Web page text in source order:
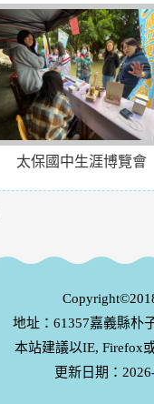
太保國中生涯博覽會
地址：61357嘉義縣朴
本站建議以IE, Firefox
更新日期：